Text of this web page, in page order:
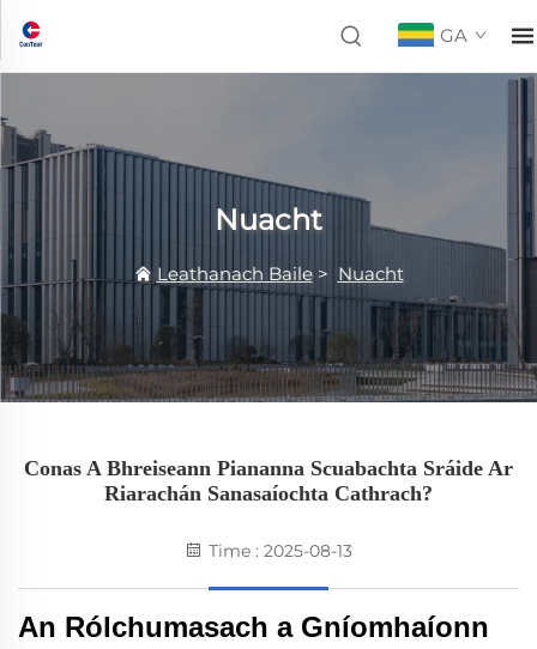
GA
Nuacht
Leathanach Baile> Nuacht
Conas A Bhreiseann Piananna Scuabachta Sráide Ar
Riarachán Sanasaíochta Cathrach?
Time : 2025-08-13
An Rólchumasach a Gníomhaíonn